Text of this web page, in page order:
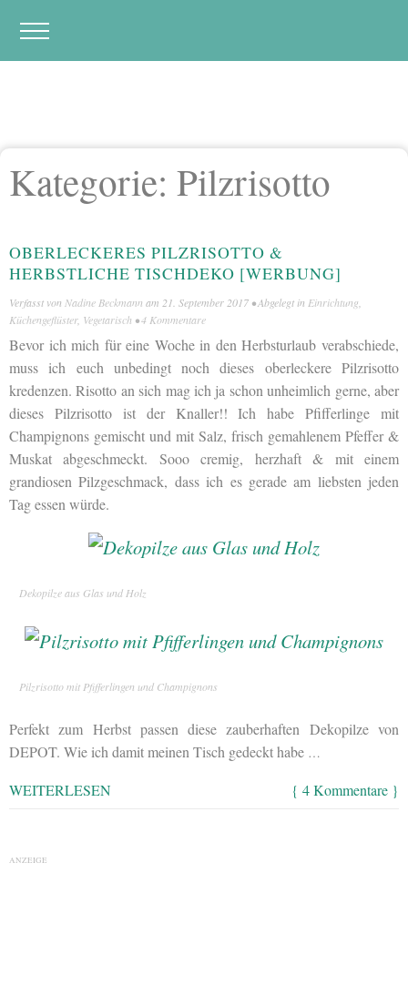
Kategorie: Pilzrisotto
OBERLECKERES PILZRISOTTO &
HERBSTLICHE TISCHDEKO [WERBUNG]
Verfasst von Nadine Beckmann am 21. September 2017 • Abgelegt in Einrichtung
Küchengeflüster, Vegetarisch •4 Kommentare
Bevor ich mich für eine Woche in den Herbsturlaub verabschiede,
muss ich euch unbedingt noch dieses oberleckere Pilzrisotto
kredenzen. Risotto an sich mag ich ja schon unheimlich gerne, aber
dieses Pilzrisotto ist der Knaller!! Ich habe Pfifferlinge mit
Champignons gemischt und mit Salz, frisch gemahlenem Pfeffer &
Muskat abgeschmeckt. Sooo cremig, herzhaft & mit einem
grandiosen Pilzgeschmack, dass ich es gerade am liebsten jeden
Tag essen würde.
Dekopilze aus Glas und Holz
Pilzrisotto mit Pfifferlingen und Champignons
Perfekt zum Herbst passen diese zauberhaften Dekopilze von
DEPOT. Wie ich damit meinen Tisch gedeckt habe …
WEITERLESEN { 4 Kommentare }
ANZEIGE